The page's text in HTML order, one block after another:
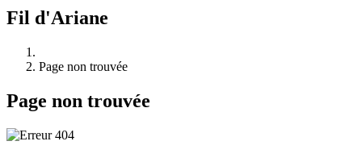
Fil d'Ariane
Page non trouvée
Page non trouvée